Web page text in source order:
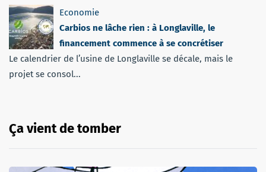
Economie
Carbios ne lâche rien : à Longlaville, le
financement commence à se concrétiser
Le calendrier de l’usine de Longlaville se décale, mais le
projet se consol...
Ça vient de tomber